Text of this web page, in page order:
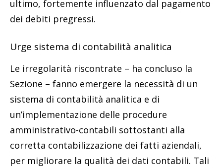
ultimo, fortemente influenzato dal pagamento
dei debiti pregressi.
Urge sistema di contabilità analitica
Le irregolarità riscontrate – ha concluso la
Sezione – fanno emergere la necessità di un
sistema di contabilità analitica e di
un’implementazione delle procedure
amministrativo-contabili sottostanti alla
corretta contabilizzazione dei fatti aziendali,
per migliorare la qualità dei dati contabili. Tali